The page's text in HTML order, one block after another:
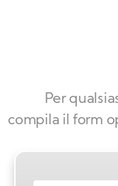
Per
compila il form